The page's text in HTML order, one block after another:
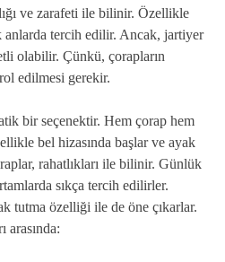
ve zarafeti ile bilinir. Özellikle
tercih edilir. Ancak, jartiyer
olabilir. Çünkü, çorapların
edilmesi gerekir.
bir seçenektir. Hem çorap hem
bel hizasında başlar ve ayak
rahatlıkları ile bilinir. Günlük
sıkça tercih edilirler.
tutma özelliği ile de öne çıkarlar.
arasında: